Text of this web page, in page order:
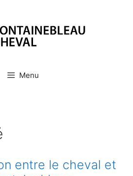
Menu
entre le cheval et